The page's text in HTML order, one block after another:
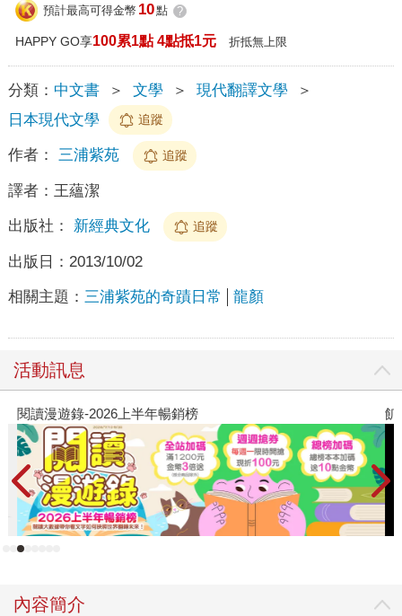
預計最高可得金幣 10點 ?
HAPPY GO享100累1點 4點抵1元 折抵無上限
分類： 中文書 ＞ 文學 ＞ 現代翻譯文學
＞
日本現代文學
追蹤
作者： 三浦紫苑 追蹤
譯者： 王蘊潔
出版社： 新經典文化 追蹤
出版日： 2013/10/02
相關主題： 三浦紫苑的奇蹟日常 龍顏
活動訊息
閱讀漫遊錄-2026上半年暢銷榜 飢
內容簡介